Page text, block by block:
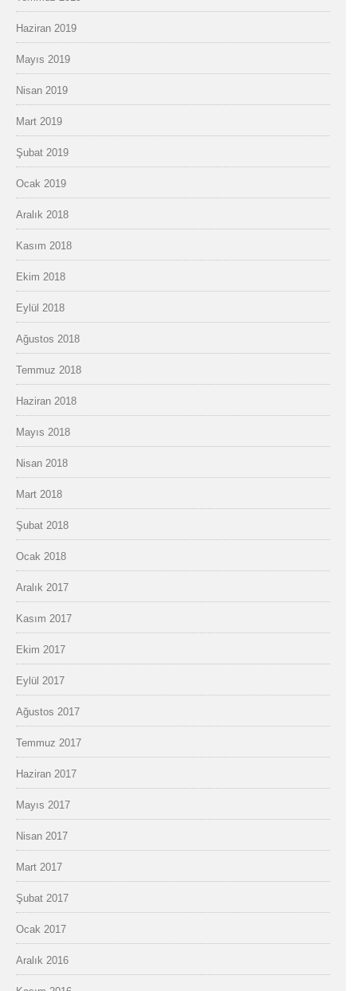
Haziran 2019
Mayıs 2019
Nisan 2019
Mart 2019
Şubat 2019
Ocak 2019
Aralık 2018
Kasım 2018
Ekim 2018
Eylül 2018
Ağustos 2018
Temmuz 2018
Haziran 2018
Mayıs 2018
Nisan 2018
Mart 2018
Şubat 2018
Ocak 2018
Aralık 2017
Kasım 2017
Ekim 2017
Eylül 2017
Ağustos 2017
Temmuz 2017
Haziran 2017
Mayıs 2017
Nisan 2017
Mart 2017
Şubat 2017
Ocak 2017
Aralık 2016